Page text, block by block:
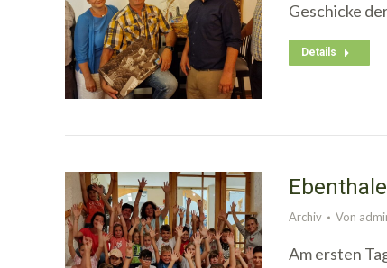
Geschicke
Details
Archiv Von
Am ersten